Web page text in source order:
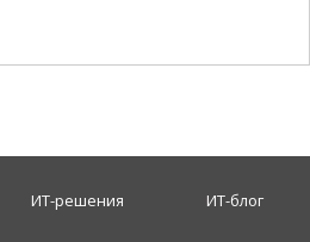
ИТ-решения ИТ-блог